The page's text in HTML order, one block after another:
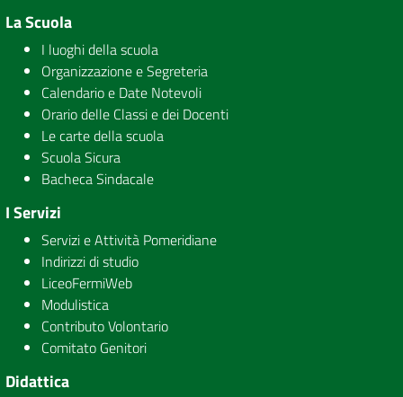
La Scuola
I luoghi della scuola
Organizzazione e Segreteria
Calendario e Date Notevoli
Orario delle Classi e dei Docenti
Le carte della scuola
Scuola Sicura
Bacheca Sindacale
I Servizi
Servizi e Attività Pomeridiane
Indirizzi di studio
LiceoFermiWeb
Modulistica
Contributo Volontario
Comitato Genitori
Didattica